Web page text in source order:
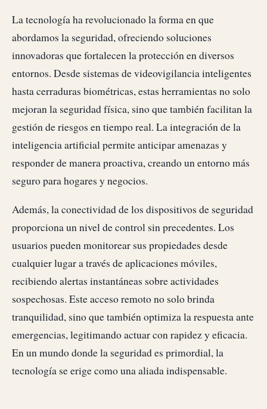
La tecnología ha revolucionado la forma en que
abordamos la seguridad, ofreciendo soluciones
innovadoras que fortalecen la protección en diversos
entornos. Desde sistemas de videovigilancia inteligentes
hasta cerraduras biométricas, estas herramientas no solo
mejoran la seguridad física, sino que también facilitan la
gestión de riesgos en tiempo real. La integración de la
inteligencia artificial permite anticipar amenazas y
responder de manera proactiva, creando un entorno más
seguro para hogares y negocios.
Además, la conectividad de los dispositivos de seguridad
proporciona un nivel de control sin precedentes. Los
usuarios pueden monitorear sus propiedades desde
cualquier lugar a través de aplicaciones móviles,
recibiendo alertas instantáneas sobre actividades
sospechosas. Este acceso remoto no solo brinda
tranquilidad, sino que también optimiza la respuesta ante
emergencias, legitimando actuar con rapidez y eficacia.
En un mundo donde la seguridad es primordial, la
tecnología se erige como una aliada indispensable.